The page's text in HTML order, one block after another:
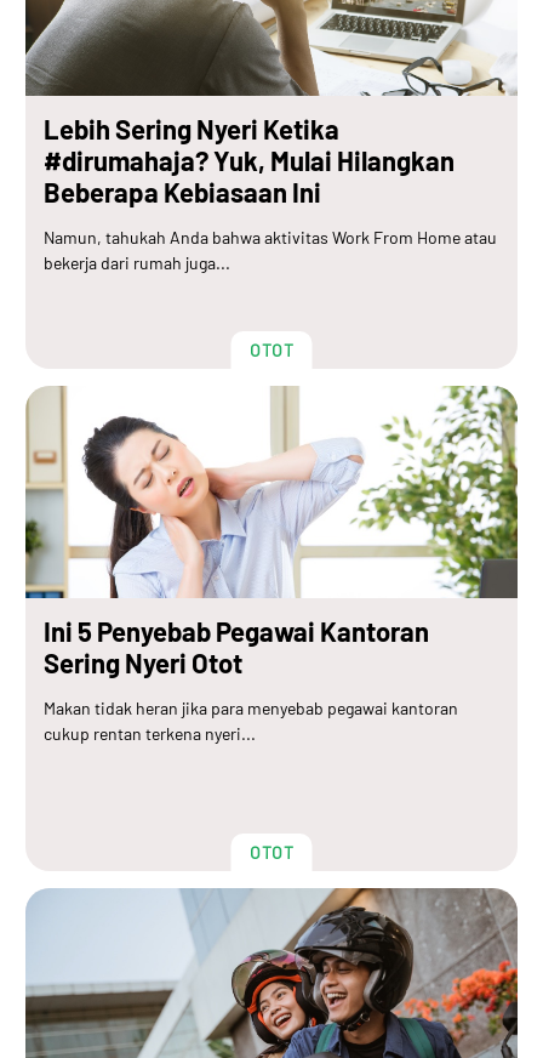
Lebih Sering Nyeri Ketika
#dirumahaja? Yuk, Mulai Hilangkan
Beberapa Kebiasaan Ini
Namun, tahukah Anda bahwa aktivitas Work From Home atau
bekerja dari rumah juga...
OTOT
Ini 5 Penyebab Pegawai Kantoran
Sering Nyeri Otot
Makan tidak heran jika para menyebab pegawai kantoran
cukup rentan terkena nyeri...
OTOT